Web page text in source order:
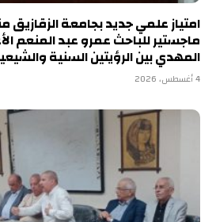
امتياز علمي جديد بجامعة
ماجستير للباحث عمرو عبد المنعم
المهدي بين الرؤيتين السنية
4 أغسطس، 2026